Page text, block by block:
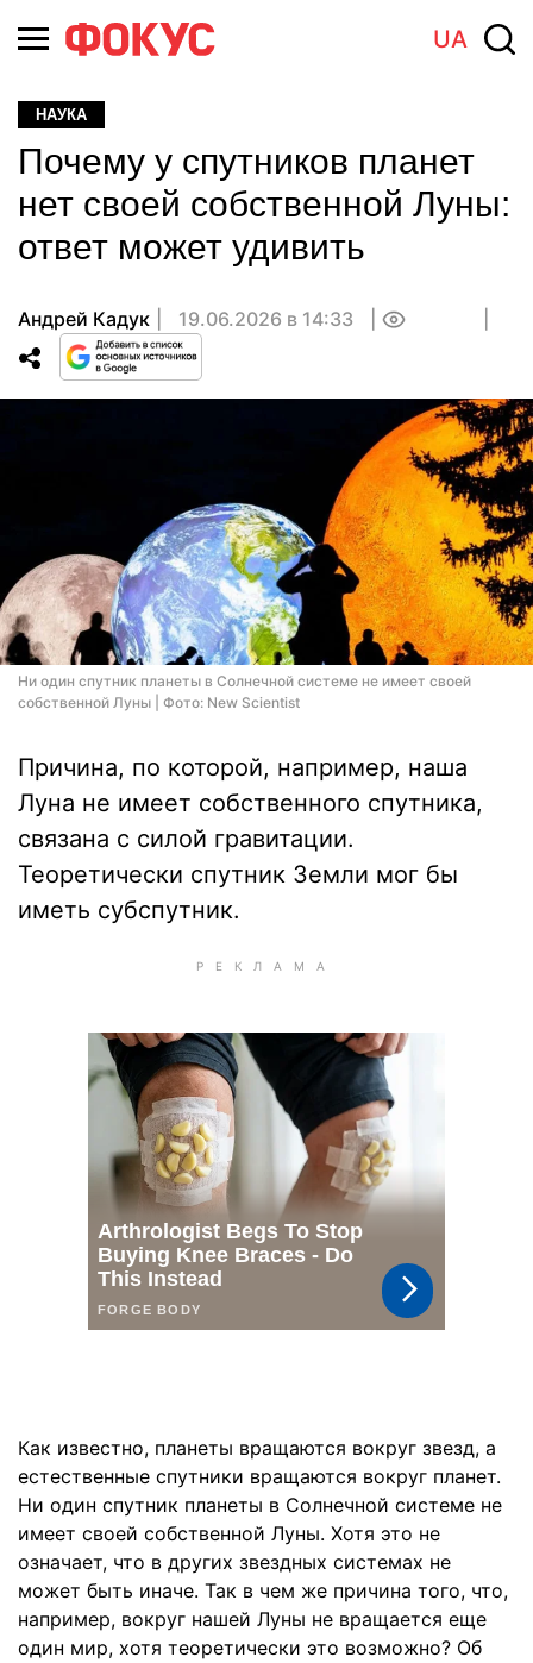
UA
НАУКА
Почему у спутников планет
нет своей собственной Луны:
ответ может удивить
Андрей Кадук 19.06.2026 в 14:33
Ни один спутник планеты в Солнечной системе не имеет своей
собственной Луны | Фото: New Scientist
Причина, по которой, например, наша
Луна не имеет собственного спутника,
связана с силой гравитации.
Теоретически спутник Земли мог бы
иметь субспутник.
Как известно, планеты вращаются вокруг звезд, а
естественные спутники вращаются вокруг планет.
Ни один спутник планеты в Солнечной системе не
имеет своей собственной Луны. Хотя это не
означает, что в других звездных системах не
может быть иначе. Так в чем же причина того, что,
например, вокруг нашей Луны не вращается еще
один мир, хотя теоретически это возможно? Об